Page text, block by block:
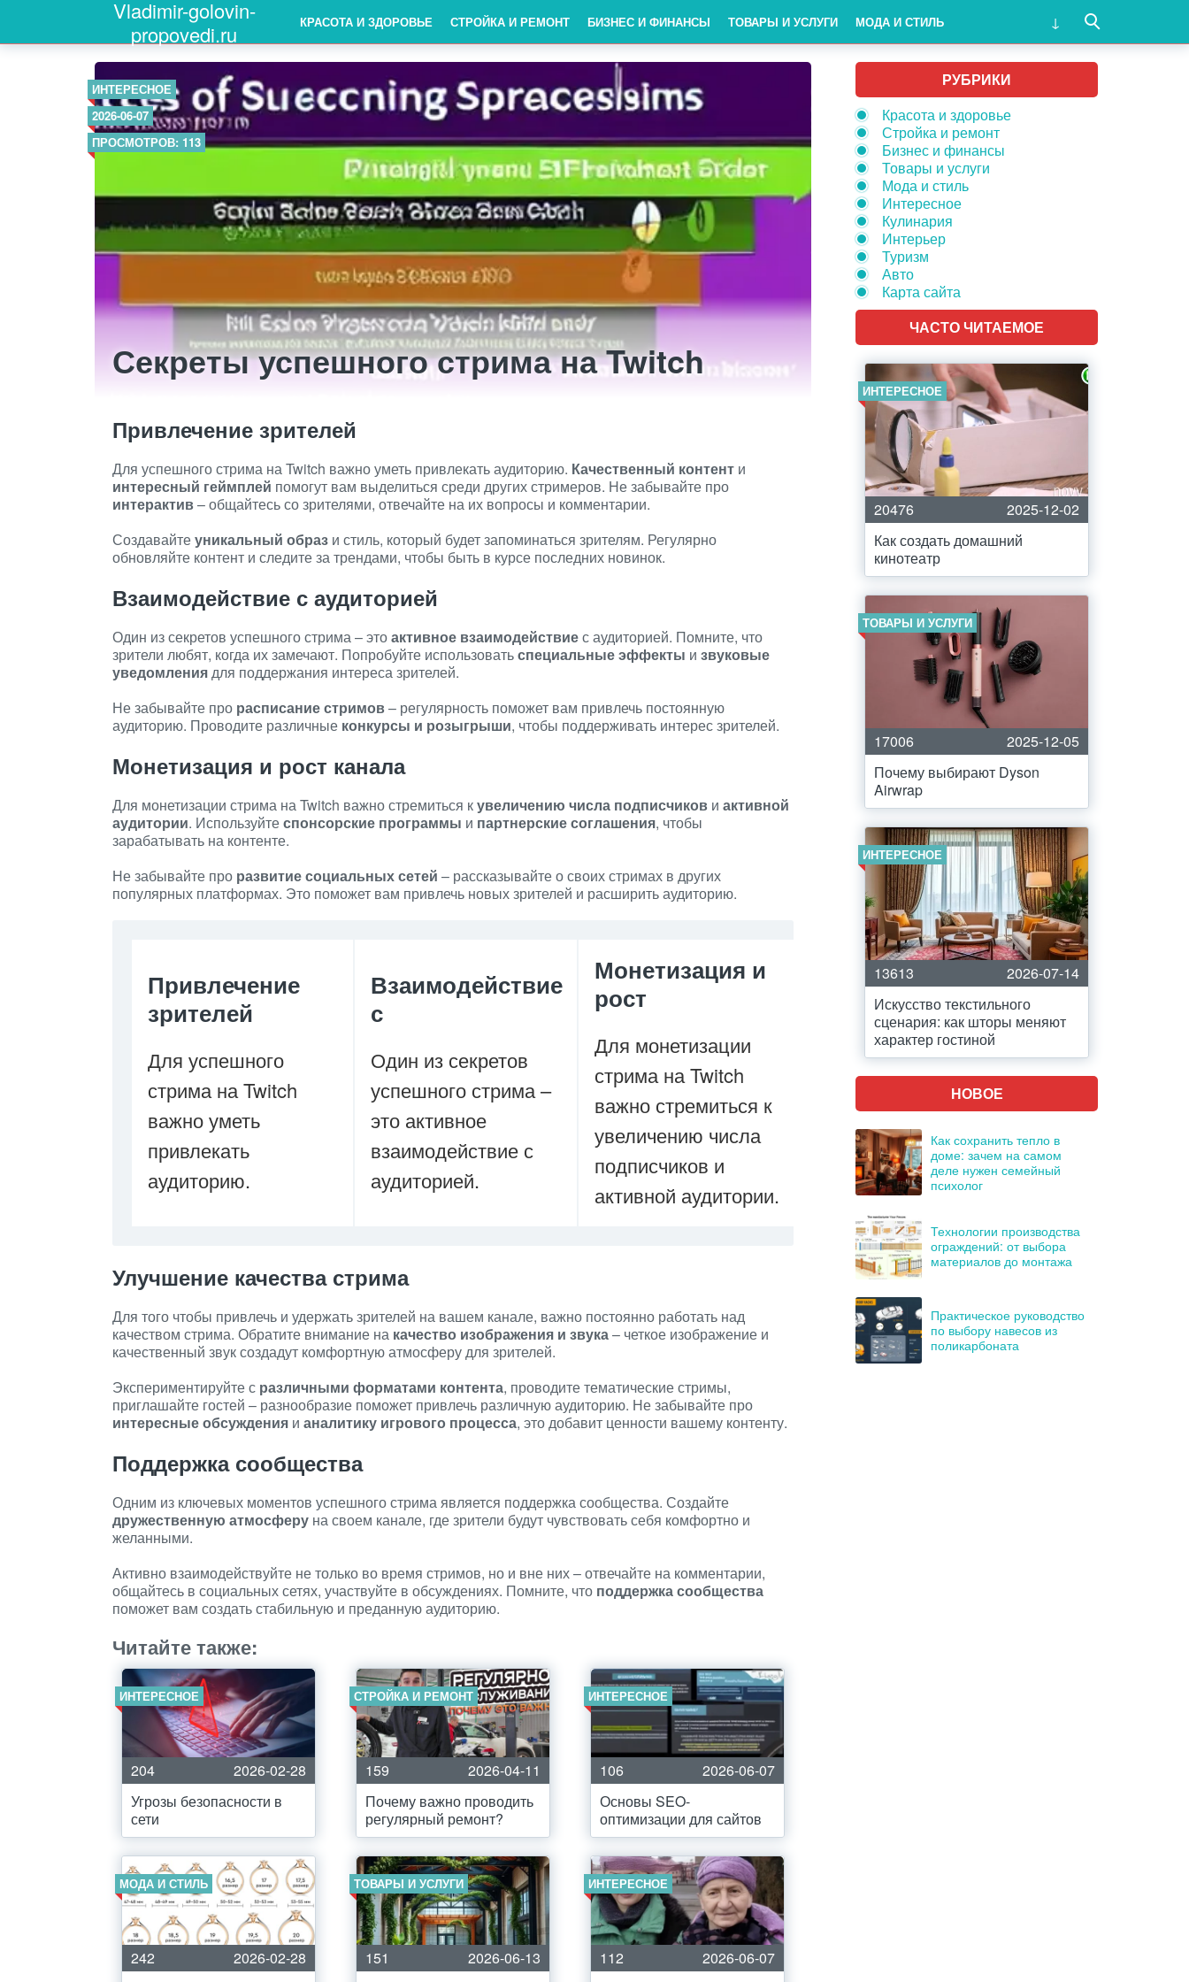
Vladimir-golovin-
propovedi.ru
КРАСОТА И ЗДОРОВЬЕ СТРОЙКА И РЕМОНТ БИЗНЕС И ФИНАНСЫ ТОВАРЫ И УСЛУГИ МОДА И СТИЛЬ
ИНТЕРЕСНОЕ
2026-06-07
ПРОСМОТРОВ: 113
Секреты успешного стрима на Twitch
Привлечение зрителей
Для успешного стрима на Twitch важно уметь привлекать аудиторию. Качественный контент и
интересный геймплей помогут вам выделиться среди других стримеров. Не забывайте про
интерактив– общайтесь со зрителями, отвечайте на их вопросы и комментарии.
Создавайтеуникальный образ и стиль, который будет запоминаться зрителям. Регулярно
обновляйте контент и следите за трендами, чтобы быть в курсе последних новинок.
Взаимодействие с аудиторией
Один из секретов успешного стрима – этоактивное взаимодействиес аудиторией. Помните, что
зрители любят, когда их замечают. Попробуйте использоватьспециальные эффекты и звуковые
уведомлениядля поддержания интереса зрителей.
Не забывайте про расписание стримов– регулярность поможет вам привлечь постоянную
аудиторию. Проводите различные конкурсы и розыгрыши, чтобы поддерживать интерес зрителей.
Монетизация и рост канала
Для монетизации стрима на Twitch важно стремиться кувеличению числа подписчиков и активной
аудитории. Используйтеспонсорские программы и партнерские соглашения, чтобы
зарабатывать на контенте.
Не забывайте про развитие социальных сетей – рассказывайте о своих стримах в других
популярных платформах. Это поможет вам привлечь новых зрителей и расширить аудиторию.
Привлечение
зрителей
Для успешного
стрима на Twitch
важно уметь
привлекать
аудиторию.
Взаимодействие
с
Один из секретов
успешного стрима –
это активное
взаимодействие с
аудиторией.
Монетизация и
рост
Для монетизации
стрима на Twitch
важно стремиться к
увеличению числа
подписчиков и
активной аудитории.
Улучшение качества стрима
Для того чтобы привлечь и удержать зрителей на вашем канале, важно постоянно работать над
качеством стрима. Обратите внимание на качество изображения и звука– четкое изображение и
качественный звук создадут комфортную атмосферу для зрителей.
Экспериментируйте с различными форматами контента, проводите тематические стримы,
приглашайте гостей – разнообразие поможет привлечь различную аудиторию. Не забывайте про
интересные обсуждения и аналитику игрового процесса, это добавит ценности вашему контенту.
Поддержка сообщества
Одним из ключевых моментов успешного стрима является поддержка сообщества. Создайте
дружественную атмосферу на своем канале, где зрители будут чувствовать себя комфортно и
желанными.
Активно взаимодействуйте не только во время стримов, но и вне них – отвечайте на комментарии,
общайтесь в социальных сетях, участвуйте в обсуждениях. Помните, что поддержка сообщества
поможет вам создать стабильную и преданную аудиторию.
Читайте также:
ИНТЕРЕСНОЕ
204
2026-02-28
Угрозы безопасности в
сети
СТРОЙКА И РЕМОНТ
159
2026-04-11
Почему важно проводить
регулярный ремонт?
ИНТЕРЕСНОЕ
106
2026-06-07
Основы SEO-
оптимизации для сайтов
МОДА И СТИЛЬ
242
2026-02-28
ТОВАРЫ И УСЛУГИ
151
2026-06-13
ИНТЕРЕСНОЕ
112
2026-06-07
РУБРИКИ
Красота и здоровье
Стройка и ремонт
Бизнес и финансы
Товары и услуги
Мода и стиль
Интересное
Кулинария
Интерьер
Туризм
Авто
Карта сайта
ЧАСТО ЧИТАЕМОЕ
ИНТЕРЕСНОЕ
20476
2025-12-02
Как создать домашний
кинотеатр
ТОВАРЫ И УСЛУГИ
17006
2025-12-05
Почему выбирают Dyson
Airwrap
ИНТЕРЕСНОЕ
13613
2026-07-14
Искусство текстильного
сценария: как шторы меняют
характер гостиной
НОВОЕ
Как сохранить тепло в
доме: зачем на самом
деле нужен семейный
психолог
Технологии производства
ограждений: от выбора
материалов до монтажа
Практическое руководство
по выбору навесов из
поликарбоната